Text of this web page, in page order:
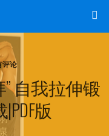
评论
自我拉伸锻
版